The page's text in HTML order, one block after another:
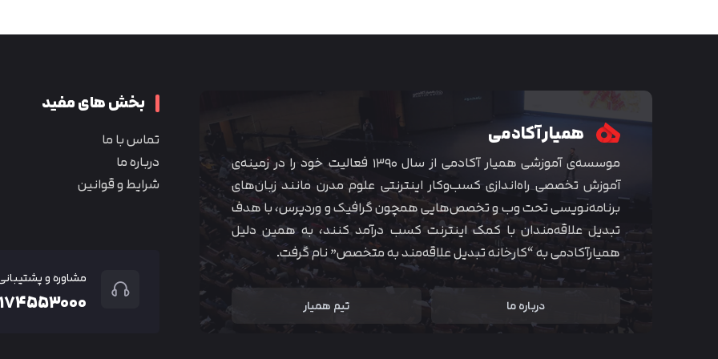
همیار آکادمی
موسسه‌ی آموزشی همیار آکادمی از سال ۱۳۹۰ فعالیت خود را در زمینه‌ی
آموزش تخصصی راه‌اندازی کسب‌و‌کار اینترنتی علوم مدرن مانند زبان‌های
برنامه‌نویسی تحت وب و تخصص‌هایی همچون گرافیک و وردپرس، با هدف
تبدیل علاقه‌مندان با کمک اینترنت کسب درآمد کنند، به همین دلیل
همیارآکادمی به “کارخانه تبدیل علاقه‌مند به متخصص” نام گرفت.
درباره ما تیم همیار
بخش های مفید
تماس با ما
درباره ما
شرایط و قوانین
مشاوره و